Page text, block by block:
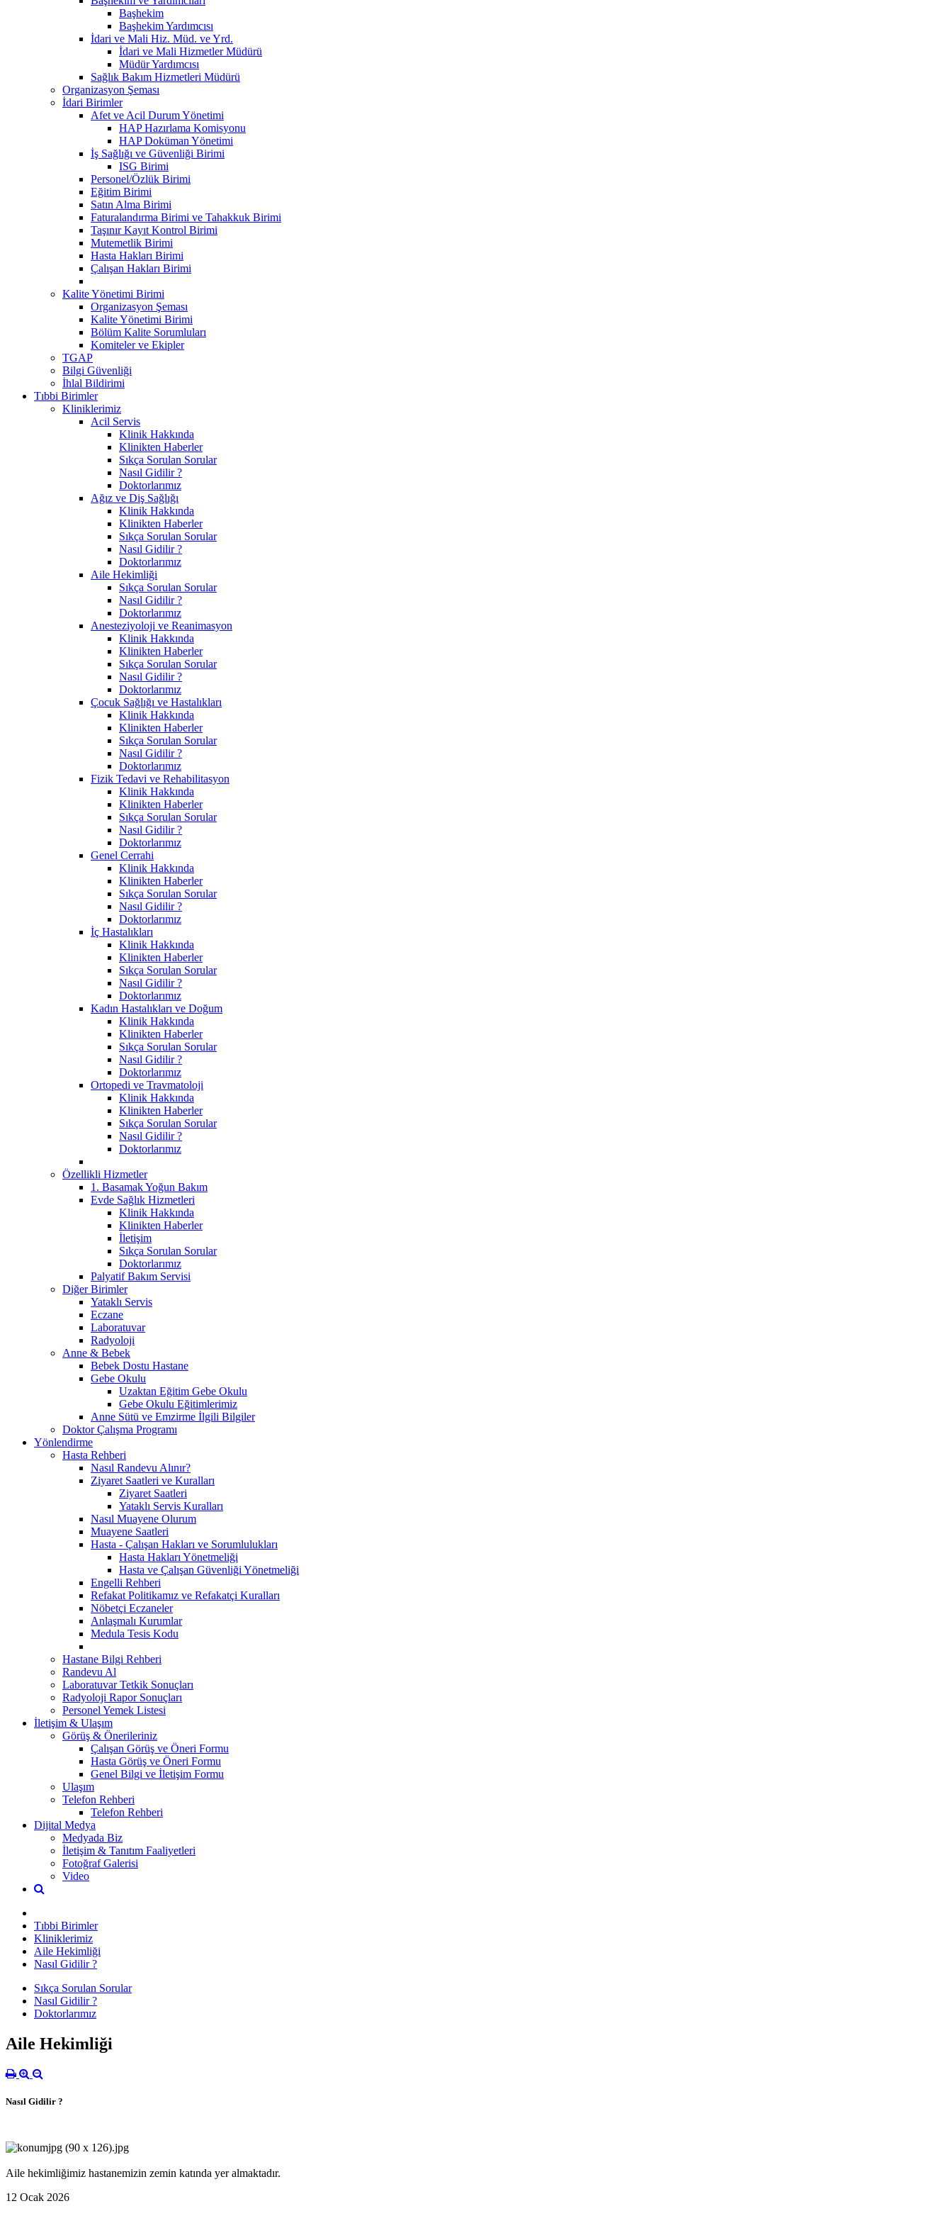
Başhekim
Başhekim Yardımcısı
İdari ve Mali Hiz. Müd. ve Yrd.
İdari ve Mali Hizmetler Müdürü
Müdür Yardımcısı
Sağlık Bakım Hizmetleri Müdürü
Organizasyon Şeması
İdari Birimler
Afet ve Acil Durum Yönetimi
HAP Hazırlama Komisyonu
HAP Doküman Yönetimi
İş Sağlığı ve Güvenliği Birimi
ISG Birimi
Personel/Özlük Birimi
Eğitim Birimi
Satın Alma Birimi
Faturalandırma Birimi ve Tahakkuk Birimi
Taşınır Kayıt Kontrol Birimi
Mutemetlik Birimi
Hasta Hakları Birimi
Çalışan Hakları Birimi
Kalite Yönetimi Birimi
Organizasyon Şeması
Kalite Yönetimi Birimi
Bölüm Kalite Sorumluları
Komiteler ve Ekipler
TGAP
Bilgi Güvenliği
İhlal Bildirimi
Tıbbi Birimler
Kliniklerimiz
Acil Servis
Klinik Hakkında
Klinikten Haberler
Sıkça Sorulan Sorular
Nasıl Gidilir ?
Doktorlarımız
Ağız ve Diş Sağlığı
Klinik Hakkında
Klinikten Haberler
Sıkça Sorulan Sorular
Nasıl Gidilir ?
Doktorlarımız
Aile Hekimliği
Sıkça Sorulan Sorular
Nasıl Gidilir ?
Doktorlarımız
Anesteziyoloji ve Reanimasyon
Klinik Hakkında
Klinikten Haberler
Sıkça Sorulan Sorular
Nasıl Gidilir ?
Doktorlarımız
Çocuk Sağlığı ve Hastalıkları
Klinik Hakkında
Klinikten Haberler
Sıkça Sorulan Sorular
Nasıl Gidilir ?
Doktorlarımız
Fizik Tedavi ve Rehabilitasyon
Klinik Hakkında
Klinikten Haberler
Sıkça Sorulan Sorular
Nasıl Gidilir ?
Doktorlarımız
Genel Cerrahi
Klinik Hakkında
Klinikten Haberler
Sıkça Sorulan Sorular
Nasıl Gidilir ?
Doktorlarımız
İç Hastalıkları
Klinik Hakkında
Klinikten Haberler
Sıkça Sorulan Sorular
Nasıl Gidilir ?
Doktorlarımız
Kadın Hastalıkları ve Doğum
Klinik Hakkında
Klinikten Haberler
Sıkça Sorulan Sorular
Nasıl Gidilir ?
Doktorlarımız
Ortopedi ve Travmatoloji
Klinik Hakkında
Klinikten Haberler
Sıkça Sorulan Sorular
Nasıl Gidilir ?
Doktorlarımız
Özellikli Hizmetler
1. Basamak Yoğun Bakım
Evde Sağlık Hizmetleri
Klinik Hakkında
Klinikten Haberler
İletişim
Sıkça Sorulan Sorular
Doktorlarımız
Palyatif Bakım Servisi
Diğer Birimler
Yataklı Servis
Eczane
Laboratuvar
Radyoloji
Anne & Bebek
Bebek Dostu Hastane
Gebe Okulu
Uzaktan Eğitim Gebe Okulu
Gebe Okulu Eğitimlerimiz
Anne Sütü ve Emzirme İlgili Bilgiler
Doktor Çalışma Programı
Yönlendirme
Hasta Rehberi
Nasıl Randevu Alınır?
Ziyaret Saatleri ve Kuralları
Ziyaret Saatleri
Yataklı Servis Kuralları
Nasıl Muayene Olurum
Muayene Saatleri
Hasta - Çalışan Hakları ve Sorumlulukları
Hasta Hakları Yönetmeliği
Hasta ve Çalışan Güvenliği Yönetmeliği
Engelli Rehberi
Refakat Politikamız ve Refakatçi Kuralları
Nöbetçi Eczaneler
Anlaşmalı Kurumlar
Medula Tesis Kodu
Hastane Bilgi Rehberi
Randevu Al
Laboratuvar Tetkik Sonuçları
Radyoloji Rapor Sonuçları
Personel Yemek Listesi
İletişim & Ulaşım
Görüş & Önerileriniz
Çalışan Görüş ve Öneri Formu
Hasta Görüş ve Öneri Formu
Genel Bilgi ve İletişim Formu
Ulaşım
Telefon Rehberi
Telefon Rehberi
Dijital Medya
Medyada Biz
İletişim & Tanıtım Faaliyetleri
Fotoğraf Galerisi
Video
Tıbbi Birimler
Kliniklerimiz
Aile Hekimliği
Nasıl Gidilir ?
Sıkça Sorulan Sorular
Nasıl Gidilir ?
Doktorlarımız
Aile Hekimliği
Nasıl Gidilir ?
Aile hekimliğimiz hastanemizin zemin katında yer almaktadır.
12 Ocak 2026